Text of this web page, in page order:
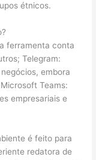
étnicos.
ferramenta conta
Telegram:
embora
Teams:
empresariais e
é feito para
redatora de